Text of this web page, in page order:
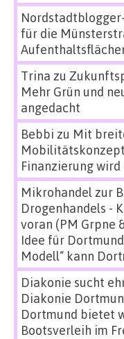
für die
Trina zu
Mehr Grün und
angedacht
Bebbi zu Mit
Finanzierung
Mikrohandel zur
Drogenhandels -
voran (PM Grpne
Idee für
Modell“ kann
Diakonie sucht
Diakonie
Dortmund bietet
Bootsverleih im